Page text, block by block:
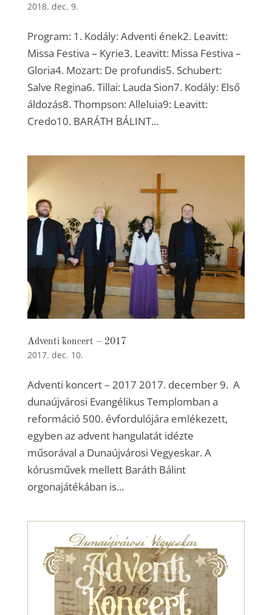
2018. dec. 9.
Program: 1. Kodály: Adventi ének2. Leavitt:
Missa Festiva – Kyrie3. Leavitt: Missa Festiva –
Gloria4. Mozart: De profundis5. Schubert:
Salve Regina6. Tillai: Lauda Sion7. Kodály: Első
áldozás8. Thompson: Alleluia9: Leavitt:
Credo10. BARÁTH BÁLINT...
Adventi koncert – 2017
2017. dec. 10.
Adventi koncert – 2017 2017. december 9. A
dunaújvárosi Evangélikus Templomban a
reformáció 500. évfordulójára emlékezett,
egyben az advent hangulatát idézte
műsorával a Dunaújvárosi Vegyeskar. A
kórusművek mellett Baráth Bálint
orgonajátékában is...